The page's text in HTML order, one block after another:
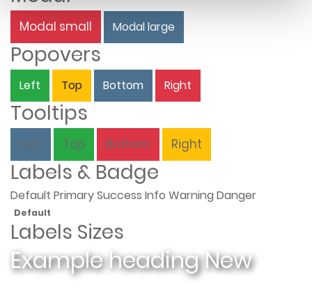
Modal small Modal large
Popovers
Left Top Bottom Right
Tooltips
Left Top Bottom Right
Labels & Badge
Default PrimarySuccess Info Warning Danger
Default
Labels Sizes
Example headingNew